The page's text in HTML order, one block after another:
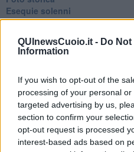
QUInewsCuoio.it - Do
Information
If you wish to opt-out of the
processing of your personal
targeted advertising by us,
section to confirm your
opt-out request is processed
interest-based ads based on
Esequie solenni
Nostalgia del sangue blu
Non avere e non essere
Armiamoci e... avviatevi
Schizzi di fango
Sor-riso amaro
Fine anno al ristorante
La festa di Capodanno
Natale 2024
Re e regnanti